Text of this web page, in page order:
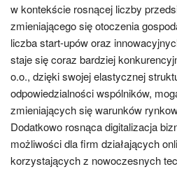
w kontekście rosnącej liczby
zmieniającego się otoczenia
liczba start-upów oraz
staje się coraz bardziej
o.o., dzięki swojej elastycznej
odpowiedzialności wspólników,
zmieniających się warunków
Dodatkowo rosnąca digitalizacja
możliwości dla firm działających
korzystających z nowoczesnych